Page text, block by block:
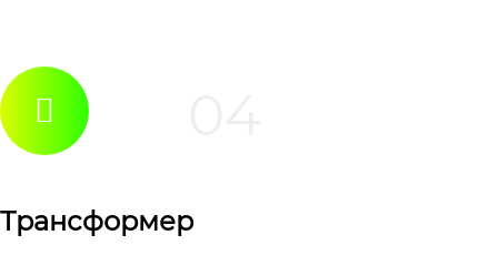
Трансформер